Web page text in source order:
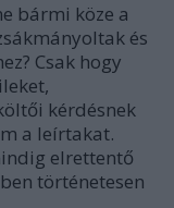
bármi köze a
és
Csak hogy
kérdésnek
a leírtakat.
elrettentő
történetesen